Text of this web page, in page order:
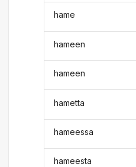
hame
hameen
hameen
hametta
hameessa
hameesta